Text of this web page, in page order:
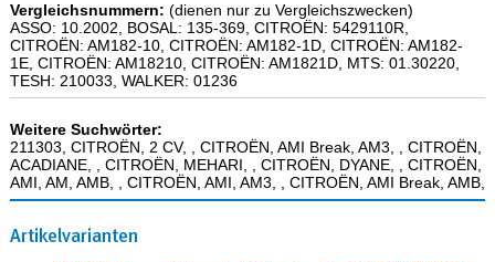
Vergleichsnummern: (dienen nur zu Vergleichszwecken)
ASSO: 10.2002, BOSAL: 135-369, CITROËN: 5429110R,
CITROËN: AM182-10, CITROËN: AM182-1D, CITROËN: AM182-
1E, CITROËN: AM18210, CITROËN: AM1821D, MTS: 01.30220,
TESH: 210033, WALKER: 01236
Weitere Suchwörter:
211303, CITROËN, 2 CV, , CITROËN, AMI Break, AM3, , CITROËN,
ACADIANE, , CITROËN, MEHARI, , CITROËN, DYANE, , CITROËN,
AMI, AM, AMB, , CITROËN, AMI, AM3, , CITROËN, AMI Break, AMB,
Artikelvarianten